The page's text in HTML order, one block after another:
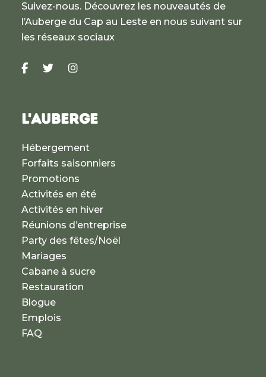
Suivez-nous. Découvrez les nouveautés de
l’Auberge du Cap au Leste en nous suivant sur
les réseaux sociaux
L'AUBERGE
Hébergement
Forfaits saisonniers
Promotions
Activités en été
Activités en hiver
Réunions d’entreprise
Party des fêtes/Noël
Mariages
Cabane à sucre
Restauration
Blogue
Emplois
FAQ